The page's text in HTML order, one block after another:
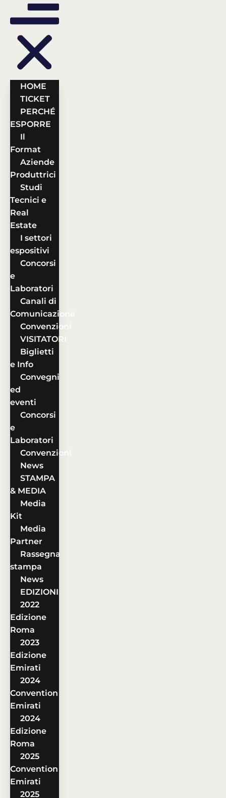
HOME
TICKET
PERCHÉ
ESPORRE
Il
Format
Aziende
Produttrici
Studi
Tecnici e
Real
Estate
I settori
espositivi
Concorsi
e
Laboratori
Canali di
Comunicazione
Convenzioni
VISITATORI
Biglietti
e Info
Convegni
ed
eventi
Concorsi
e
Laboratori
Convenzioni
News
STAMPA
& MEDIA
Media
Kit
Media
Partner
Rassegna
stampa
News
EDIZIONI
2022
Edizione
Roma
2023
Edizione
Emirati
2024
Convention
Emirati
2024
Edizione
Roma
2025
Convention
Emirati
2025